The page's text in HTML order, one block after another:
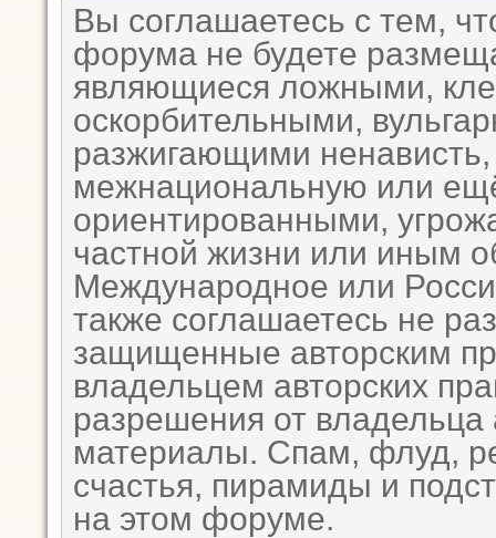
Вы соглашаетесь с тем,
форума не будете
являющиеся ложными,
оскорбительными,
разжигающими
межнациональную или
ориентированными,
частной жизни или иным
Международное или
также соглашаетесь не
защищенные авторским
владельцем авторских
разрешения от владельца
материалы. Спам, флуд,
счастья, пирамиды и
на этом форуме.